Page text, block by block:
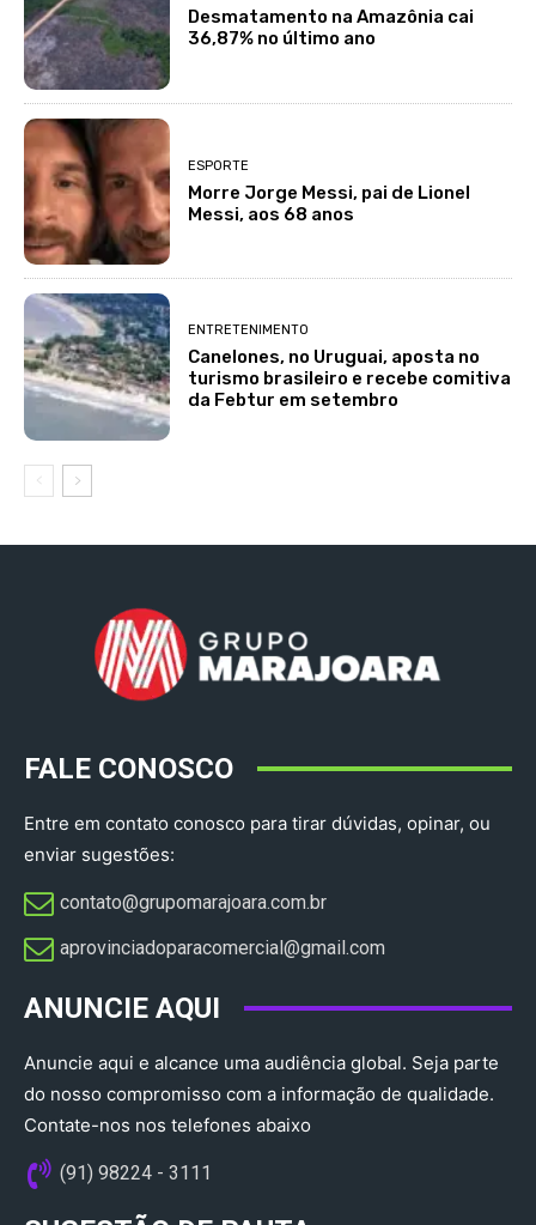
Desmatamento na Amazônia cai
36,87% no último ano
ESPORTE
Morre Jorge Messi, pai de Lionel
Messi, aos 68 anos
ENTRETENIMENTO
Canelones, no Uruguai, aposta no
turismo brasileiro e recebe comitiva
da Febtur em setembro
FALE CONOSCO
Entre em contato conosco para tirar dúvidas, opinar, ou
enviar sugestões:
contato@grupomarajoara.com.br
aprovinciadoparacomercial@gmail.com​
ANUNCIE AQUI
Anuncie aqui e alcance uma audiência global. Seja parte
do nosso compromisso com a informação de qualidade.
Contate-nos nos telefones abaixo
(91) 98224 - 3111